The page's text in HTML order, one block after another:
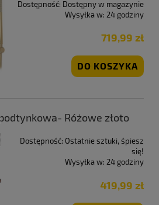
Dostępność: Dostępny w magazynie
Wysyłka w: 24 godziny
719,99 zł
DO KOSZYKA
Różowe złoto
Dostępność: Ostatnie sztuki, śpiesz
się!
Wysyłka w: 24 godziny
419,99 zł